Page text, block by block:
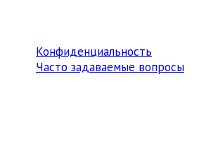
Конфиденциальность
Часто задаваемые вопросы